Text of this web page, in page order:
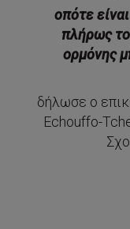
οπότε
πλήρως
ορμόνης
δήλωσε ο
Echouffo-